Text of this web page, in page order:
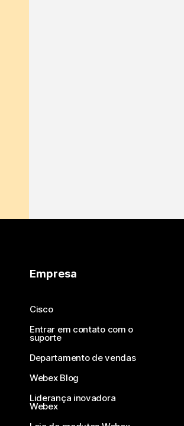
Empresa
Cisco
Entrar em contato com o
suporte
Departamento de vendas
Webex Blog
Liderança inovadora
Webex